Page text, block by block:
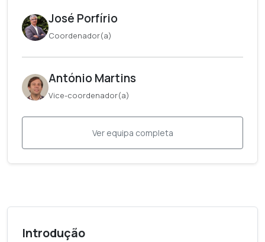
José Porfírio
Coordenador(a)
António Martins
Vice-coordenador(a)
Ver equipa completa
Introdução